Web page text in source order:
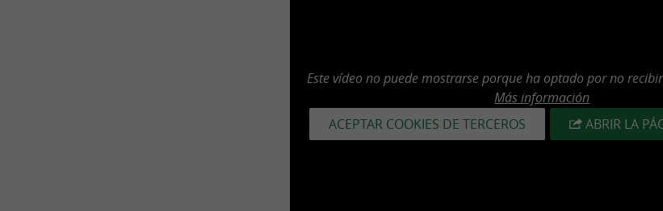
Este vídeo no puede mostrarse porque ha optado por no
Más información
ACEPTAR COOKIES DE TERCEROS
ABRIR LA